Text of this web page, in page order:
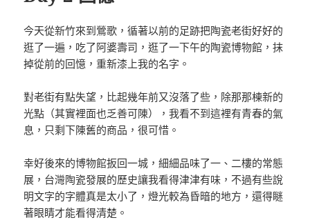
今天從新竹來到鶯歌，循著以前的足跡把陶瓷老街好好的
逛了一遍，吃了阿婆壽司，逛了一下午的陶瓷博物館，抹
掉從前的回憶，重新漆上我的名字。
對老街有點失望，比起幾年前又沒落了些，除那那棟新的
光點（其實裡面也乏善可陳），我看不到這裡有青春的氣
息，只剩下陳舊的商品，很可惜。
幸好後來的博物館扳回一城，細細品味了一、二樓的常態
展，台灣陶瓷發展的歷史讓我看得津津有味，不過有些說
明文字的字體真是太小了，燈光較為昏暗的地方，還得瞇
著眼睛才能看得清楚。